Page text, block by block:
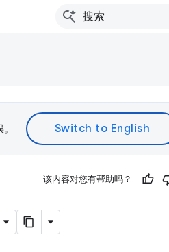
该内容对您有帮助吗？